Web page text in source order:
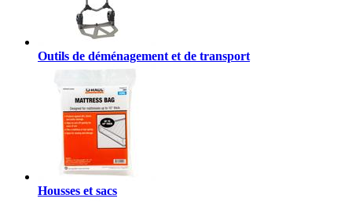
Outils de déménagement et de transport
Housses et sacs